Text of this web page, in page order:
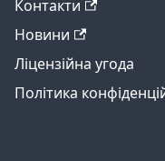
Контакти
Новини
Ліцензійна угода
Політика